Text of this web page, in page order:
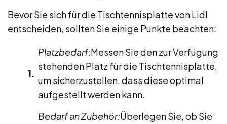
Bevor Sie sich für die Tischtennisplatte von Lidl
entscheiden, sollten Sie einige Punkte beachten:
Platzbedarf:Messen Sie den zur Verfügung
stehenden Platz für die Tischtennisplatte,
um sicherzustellen, dass diese optimal
aufgestellt werden kann.
Bedarf an Zubehör:Überlegen Sie, ob Sie